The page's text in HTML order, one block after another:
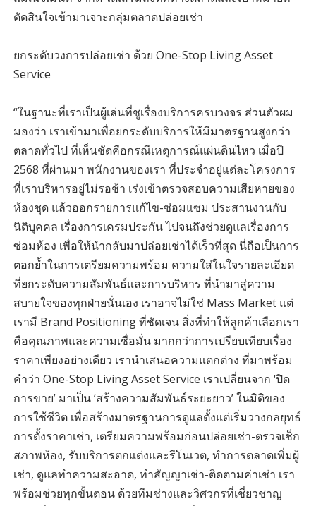
ตัดสินใจเข้ามาเจาะกลุ่มตลาดปล่อยเช่า
ยกระดับวงการปล่อยเช่า ด้วย One-Stop Living Asset
Service
“ในฐานะที่เราเป็นผู้เล่นที่ชูเรื่องบริการครบวงจร ส่วนตัวผม
มองว่า เราเข้ามาเพื่อยกระดับบริการให้มีมาตรฐานสูงกว่า
ตลาดทั่วไป ที่เห็นชัดคือกรณีเหตุการณ์แผ่นดินไหว เมื่อปี
2568 ที่ผ่านมา พนักงานของเรา ที่ประจำอยู่แต่ละโครงการ
ที่เราบริหารอยู่ไม่รอช้า เร่งเข้าตรวจสอบความเสียหายของ
ห้องชุด แล้วออกรายการแก้ไข-ซ่อมแซม ประสานงานกับ
นิติบุคคล เรื่องการเครมประกัน ไปจนถึงช่วยดูแลเรื่องการ
ซ่อมห้อง เพื่อให้นำกลับมาปล่อยเช่าได้เร็วที่สุด นี่ถือเป็นการ
ตอกย้ำในการเตรียมความพร้อม ความใส่ในใจรายละเอียด
ที่ยกระดับความสัมพันธ์และการบริหาร ที่นำมาสู่ความ
สบายใจของทุกฝ่ายนั่นเอง เราอาจไม่ใช่ Mass Market แต่
เรามี Brand Positioning ที่ชัดเจน สิ่งที่ทำให้ลูกค้าเลือกเรา
คือคุณภาพและความเชื่อมั่น มากกว่าการเปรียบเทียบเรื่อง
ราคาเพียงอย่างเดียว เรานำเสนอความแตกต่าง ที่มาพร้อม
คำว่า One-Stop Living Asset Service เราเปลี่ยนจาก ‘ปิด
การขาย’ มาเป็น ‘สร้างความสัมพันธ์ระยะยาว’ ในมิติของ
การใช้ชีวิต เพื่อสร้างมาตรฐานการดูแลตั้งแต่เริ่มวางกลยุทธ์
การตั้งราคาเช่า, เตรียมความพร้อมก่อนปล่อยเช่า-ตรวจเช็ก
สภาพห้อง, รับบริการตกแต่งและรีโนเวต, ทำการตลาดเพิ่มผู้
เช่า, ดูแลทำความสะอาด, ทำสัญญาเช่า-ติดตามค่าเช่า เรา
พร้อมช่วยทุกขั้นตอน ด้วยทีมช่างและวิศวกรที่เชี่ยวชาญ